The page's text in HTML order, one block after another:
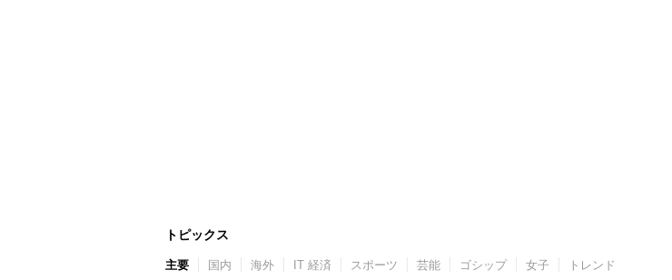
トピックス
主要 国内 海外 IT 経済 スポーツ 芸能 ゴシップ 女子 トレンド